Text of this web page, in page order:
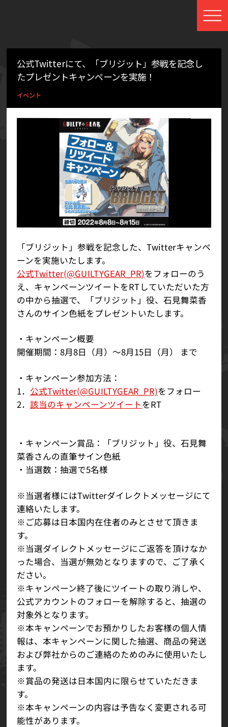
公式Twitterにて、「ブリジット」参戦を記念し
たプレゼントキャンペーンを実施！
イベント
「ブリジット」参戦を記念した、Twitterキャンペ
ーンを実施いたします。
公式Twitter(@GUILTYGEAR_PR)をフォローのう
え、キャンペーンツイートをRTしていただいた方
の中から抽選で、「ブリジット」役、石見舞菜香
さんのサイン色紙をプレゼントいたします。
・キャンペーン概要
開催期間：8月8日（月）～8月15日（月） まで
・キャンペーン参加方法：
1． 公式Twitter(@GUILTYGEAR_PR)をフォロー
2． 該当のキャンペーンツイートをRT
・キャンペーン賞品：「ブリジット」役、石見舞
菜香さんの直筆サイン色紙
・当選数：抽選で5名様
※当選者様にはTwitterダイレクトメッセージにて
連絡いたします。
※ご応募は日本国内在住者のみとさせて頂きま
す。
※当選ダイレクトメッセージにご返答を頂けなか
った場合、当選が無効となりますので、ご了承く
ださい。
※キャンペーン終了後にツイートの取り消しや、
公式アカウントのフォローを解除すると、抽選の
対象外となります。
※本キャンペーンでお預かりしたお客様の個人情
報は、本キャンペーンに関した抽選、商品の発送
および弊社からのご連絡のためのみに使用いたし
ます。
※賞品の発送は日本国内に限らせていただきま
す。
※本キャンペーンの内容は予告なく変更される可
能性があります。